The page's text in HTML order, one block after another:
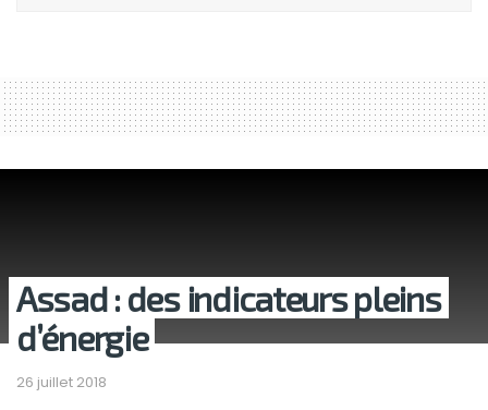
Assad : des indicateurs pleins
d’énergie
26 juillet 2018